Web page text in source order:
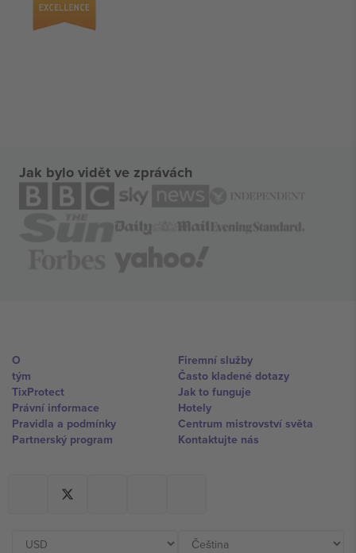
Jak bylo vidět ve zprávách
O
tým
TixProtect
Právní informace
Pravidla a podmínky
Partnerský program
Firemní služby
Často kladené dotazy
Jak to funguje
Hotely
Centrum mistrovství světa
Kontaktujte nás